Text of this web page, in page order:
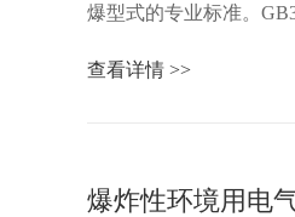
爆型式的专业标准。
查看详情 >>
爆炸性环境用电